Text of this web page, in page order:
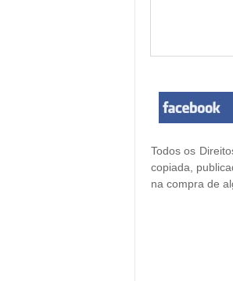
Todos os
copiada,
na compra de